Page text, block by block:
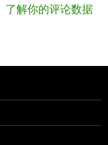
了解你的评论数据